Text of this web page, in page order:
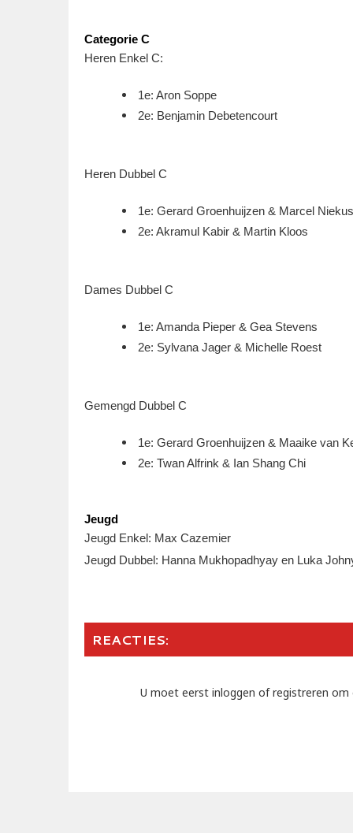
Categorie C
Heren Enkel C:
1e: Aron Soppe
2e: Benjamin Debetencourt
Heren Dubbel C
1e: Gerard Groenhuijzen & Marcel Niekus
2e: Akramul Kabir & Martin Kloos
Dames Dubbel C
1e: Amanda Pieper & Gea Stevens
2e: Sylvana Jager & Michelle Roest
Gemengd Dubbel C
1e: Gerard Groenhuijzen & Maaike van
2e: Twan Alfrink & Ian Shang Chi
Jeugd
Jeugd Enkel: Max Cazemier
Jeugd Dubbel: Hanna Mukhopadhyay en Luka
REACTIES:
U moet eerst inloggen of registreren om